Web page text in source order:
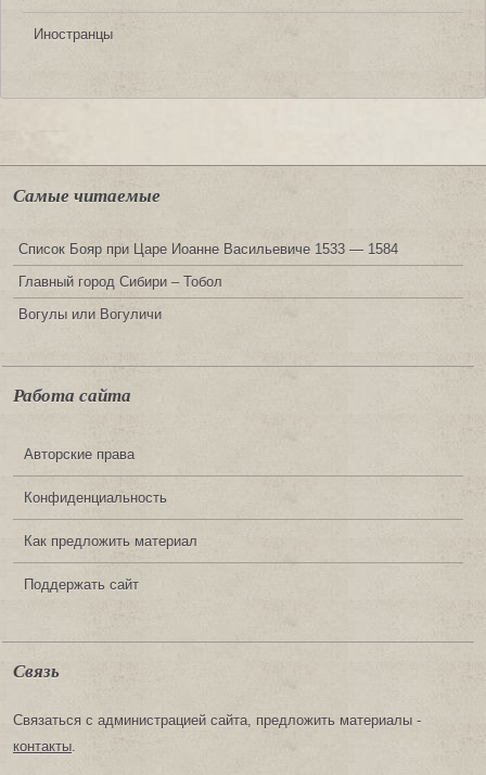
Иностранцы
Самые читаемые
Список Бояр при Царе Иоанне Васильевиче 1533 — 1584
Главный город Сибири – Тобол
Вогулы или Вогуличи
Работа сайта
Авторские права
Конфиденциальность
Как предложить материал
Поддержать сайт
Связь
Связаться с администрацией сайта, предложить материалы -
контакты.